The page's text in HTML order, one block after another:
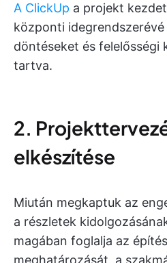
A ClickUp a projekt
központi
döntéseket és felelősségi
tartva.
2.
elkészítése
Miután megkaptuk az
a részletek
magában foglalja az
meghatározását, a